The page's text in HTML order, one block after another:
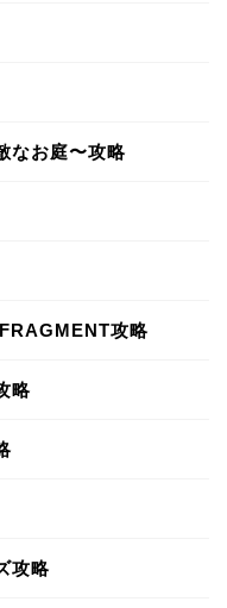
なお庭〜攻略
攻略
略
攻略